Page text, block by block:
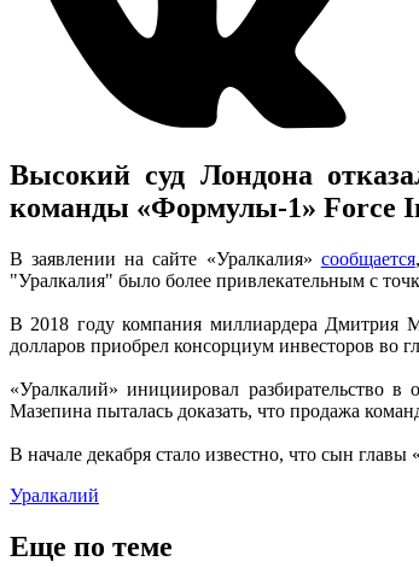
Высокий суд Лондона
команды «Формулы-1» Force
В заявлении на сайте «Уралкалия» сообщается
"Уралкалия" было более привлекательным с
В 2018 году компания миллиардера Дмитрия
долларов приобрел консорциум инвесторов во
«Уралкалий» инициировал
Мазепина пыталась доказать, что продажа
В начале декабря стало известно, что сын
Уралкалий
Еще по теме